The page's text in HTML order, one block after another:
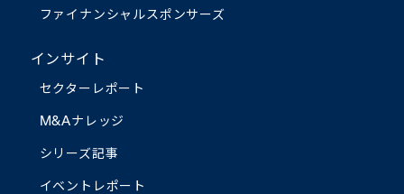
ファイナンシャルスポンサーズ
インサイト
セクターレポート
M&Aナレッジ
シリーズ記事
イベントレポート